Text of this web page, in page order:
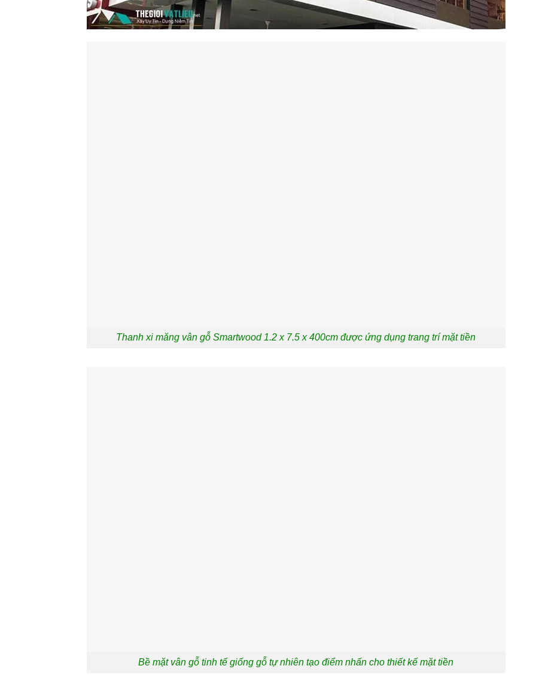
Thanh xi măng vân gỗ Smartwood 1.2 x 7.5 x 400cm được ứng dụng trang trí mặt tiền
Bề mặt vân gỗ tinh tế giống gỗ tự nhiên tạo điểm nhấn cho thiết kế mặt tiền